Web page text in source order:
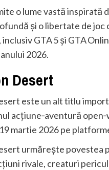
o lume vastă inspirată
și o libertate de
GTA 5 și GTA
2026.
Desert
este un alt titlu
acțiune‑aventură
martie 2026 pe
urmărește povestea
rivale, creaturi